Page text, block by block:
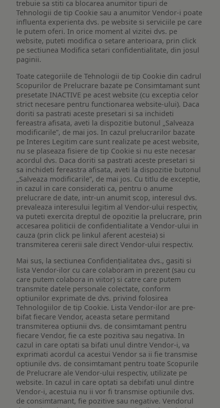
trebuie sa stiti ca blocarea anumitor tipuri de
Tehnologii de tip Cookie sau a anumitor Vendor-i poate
influenta experienta dvs. pe website si serviciile pe care
le putem oferi. In orice moment al vizitei dvs. pe
website, puteti modifica o setare anterioara, prin click
pe sectiunea Modifica setari confidentialitate, din josul
paginii.
Toate categoriile de Tehnologii de tip Cookie din cadrul
Scopurilor de Prelucrare bazate pe Consimtamant sunt
presetate INACTIVE pe acest website (cu exceptia celor
strict necesare pentru functionarea website-ului). Daca
doriti sa pastrati aceste presetari si sa inchideti
fereastra afisata, aveti la dispozitie butonul „Salveaza
modificarile”, de mai jos. In cazul prelucrarilor bazate
pe Interes Legitim care sunt realizate pe acest website,
nu se plaseaza fisiere de tip Cookie si nu este necesar
acordul dvs. Daca doriti sa pastrati aceste presetari si
sa inchideti fereastra afisata, aveti la dispozitie butonul
„Salveaza modificarile”, de mai jos. Cu titlu de exceptie,
in cazul in care considerati ca, pentru o anume
prelucrare de date, intr-un anumit scop, interesul dvs.
prevaleaza interesului legitim al Vendor-ului respectiv,
va puteti exercita dreptul de opozitie la prelucrare, prin
accesarea politicii de confidentialitate a Vendor-ului in
cauza (prin click pe linkul aferent acesteia) si
transmiterea cererii sale direct Vendor-ului respectiv.
Mai sus, la sectiunea Confidențialitatea dvs., gasiti si
lista Vendor-ilor cu care colaboram in prezent (sau cu
care putem colabora in viitor) si catre care putem
transmite datele personale colectate, conform
optiunilor exprimate de dvs. privind folosirea
Tehnologiilor de tip Cookie. Lista Vendor-ilor are pre-
bifat fiecare Vendor, aceasta setare permitand
transmiterea optiunii dvs. de consimtamant pentru
fiecare Vendor, fie ca este pozitiva sau negativa. In
cazul in care optati sa bifati unul dintre Vendor-i, va
exprimati acordul ca acestui Vendor sa ii fie transmise
optiunile dvs. de consimtamant pentru toate Scopurile
de Prelucrare ale Vendor-ului respectiv, utilizate pe
website. In cazul in care optati sa debifati unul dintre
Vendor-i, acestuia nu ii vor fi transmise optiunile dvs.
de consimtamant, fie pozitive sau negative. Vendorul